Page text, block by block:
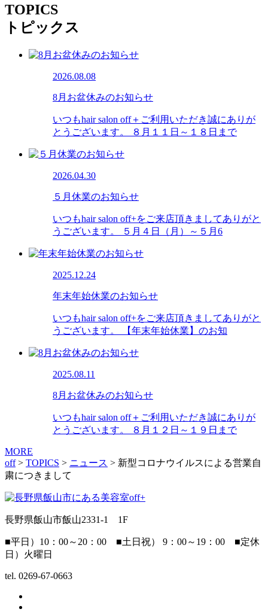
TOPICS
トピックス
2026.08.08
8月お盆休みのお知らせ
いつもhair salon off＋ご利用いただき誠にありが
とうございます。 ８月１１日～１８日まで
2026.04.30
５月休業のお知らせ
いつもhair salon off+をご来店頂きましてありがと
うございます。 ５月４日（月）～５月6
2025.12.24
年末年始休業のお知らせ
いつもhair salon off+をご来店頂きましてありがと
うございます。 【年末年始休業】のお知
2025.08.11
8月お盆休みのお知らせ
いつもhair salon off＋ご利用いただき誠にありが
とうございます。 ８月１２日～１９日まで
MORE
off> TOPICS > ニュース > 新型コロナウイルスによる営業自
粛につきまして
長野県飯山市飯山2331-1 1F
■平日）10：00～20：00 ■土日祝） 9：00～19：00 ■定休
日）火曜日
tel. 0269-67-0663